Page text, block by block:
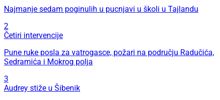
Najmanje sedam poginulih u pucnjavi u školi u Tajlandu
2
Četiri intervencije
Pune ruke posla za vatrogasce, požari na području Radučića,
Sedramića i Mokrog polja
3
Audrey stiže u Šibenik